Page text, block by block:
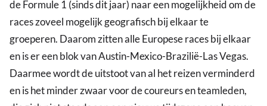
de Formule 1 (sinds dit jaar) naar een mogelijkheid om de
races zoveel mogelijk geografisch bij elkaar te
groeperen. Daarom zitten alle Europese races bij elkaar
en is er een blok van Austin-Mexico-Brazilië-Las Vegas.
Daarmee wordt de uitstoot van al het reizen verminderd
en is het minder zwaar voor de coureurs en teamleden,